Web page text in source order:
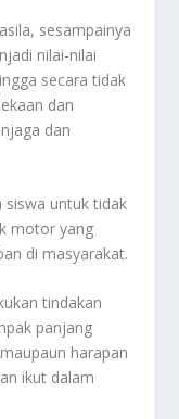
sesampainya
nilai-nilai
secara tidak
dan
dan
siswa untuk tidak
motor yang
di masyarakat.
tindakan
panjang
harapan
ikut dalam